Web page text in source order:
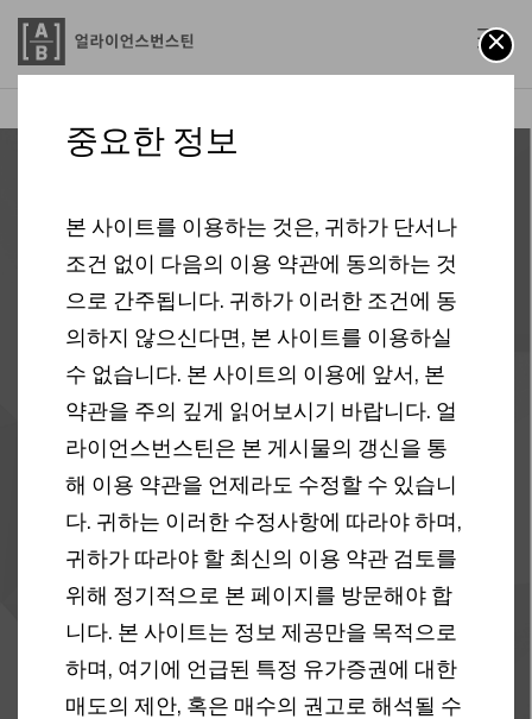
계속되는 고금리 기조
속 필요한 투자 태도
경제 금리 상승 블로그
중요한 정보
본 사이트를 이용하는 것은, 귀하가 단서나
조건 없이 다음의 이용 약관에 동의하는 것
으로 간주됩니다. 귀하가 이러한 조건에 동
의하지 않으신다면, 본 사이트를 이용하실
수 없습니다. 본 사이트의 이용에 앞서, 본
약관을 주의 깊게 읽어보시기 바랍니다. 얼
라이언스번스틴은 본 게시물의 갱신을 통
해 이용 약관을 언제라도 수정할 수 있습니
다. 귀하는 이러한 수정사항에 따라야 하며,
귀하가 따라야 할 최신의 이용 약관 검토를
위해 정기적으로 본 페이지를 방문해야 합
니다. 본 사이트는 정보 제공만을 목적으로
하며, 여기에 언급된 특정 유가증권에 대한
매도의 제안, 혹은 매수의 권고로 해석될 수